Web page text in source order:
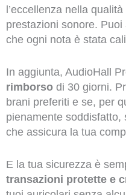
l’eccellenza nella
prestazioni sonore.
che ogni nota è stata
In aggiunta, AudioHall
rimborsodi 30 giorni.
brani preferiti e se, per
pienamente
che assicura la tua
E la tua sicurezza è
transazioni protette e